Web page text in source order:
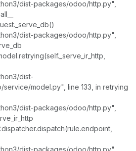
dist-packages/odoo/http.py",
dist-packages/odoo/http.py",
dist-
model.py", line 133, in retrying
dist-packages/odoo/http.py",
dist-packages/odoo/http.py",